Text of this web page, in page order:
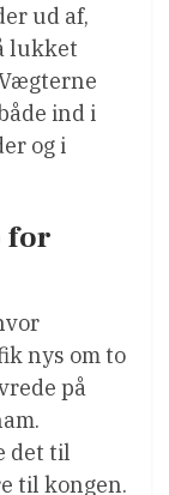
ud af,
lukket
ind i
og i
for
nys om to
på
det til
til kongen.